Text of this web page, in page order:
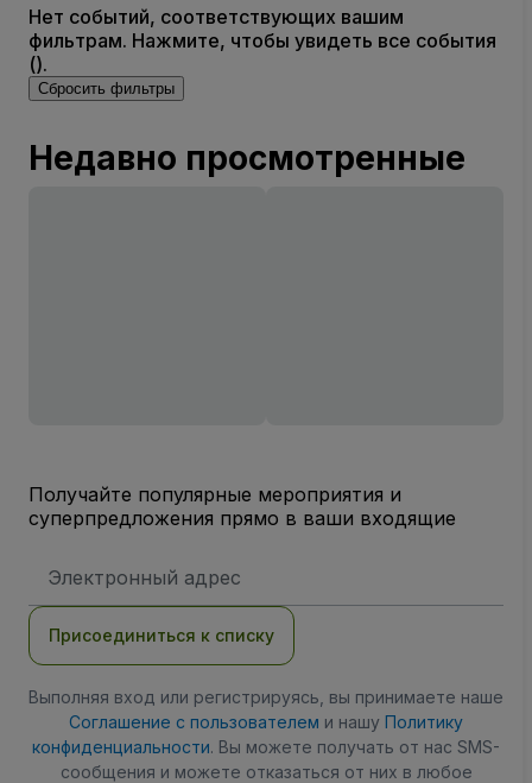
Нет событий, соответствующих вашим
фильтрам. Нажмите, чтобы увидеть все события
().
Сбросить фильтры
Недавно просмотренные
Получайте популярные мероприятия и
суперпредложения прямо в ваши входящие
электронной
Присоединиться к списку
Выполняя вход или регистрируясь, вы принимаете наше
Соглашение с пользователем и нашу Политику
конфиденциальности. Вы можете получать от нас SMS-
сообщения и можете отказаться от них в любое